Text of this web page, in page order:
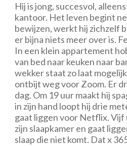
Hij is jong, succesvol,
kantoor. Het leven begint
bewijzen, werkt hij zichzelf
er bijna niets meer over is.
In een klein appartement
van bed naar keuken naar
wekker staat zo laat
ontbijt weg voor Zoom. Er
dag. Om 19 uur maakt hij
in zijn hand loopt hij drie
gaat liggen voor Netflix.
zijn slaapkamer en gaat
slaap die niet komt. Dat x